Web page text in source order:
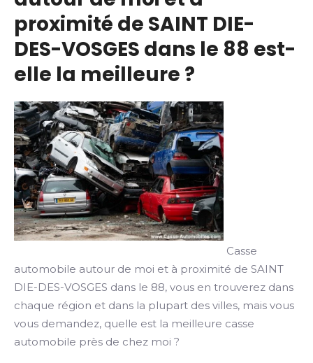
proximité de SAINT DIE-
DES-VOSGES dans le 88 est-
elle la meilleure ?
Casse
automobile autour de moi et à proximité de SAINT
DIE-DES-VOSGES dans le 88, vous en trouverez dans
chaque région et dans la plupart des villes, mais vous
vous demandez, quelle est la meilleure casse
automobile près de chez moi ?